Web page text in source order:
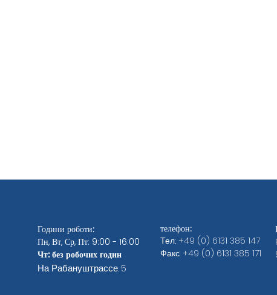
Години роботи:
Пн, Вт, Ср, Пт: 9:00 - 16:00
Чт: без робочих годин
На Рабануштрассе. 5
телефон:
Тел.: +49 (0) 6131 385 147
Факс: +49 (0) 6131 385 171